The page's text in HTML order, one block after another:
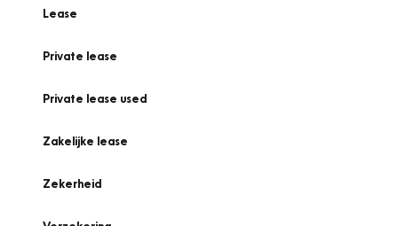
Lease
Private lease
Private lease used
Zakelijke lease
Zekerheid